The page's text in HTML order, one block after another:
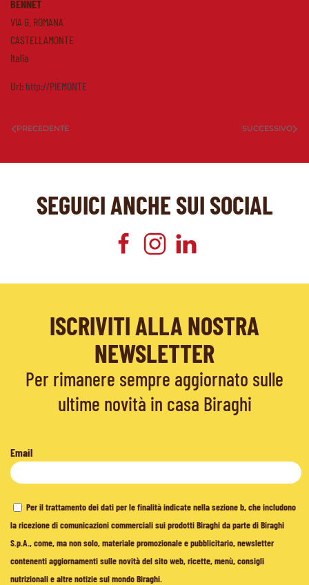
BENNET
VIA G. ROMANA
CASTELLAMONTE
Italia
Url: http://PIEMONTE
PRECEDENTE SUCCESSIVO
SEGUICI ANCHE SUI SOCIAL
ISCRIVITI ALLA NOSTRA
NEWSLETTER
Per rimanere sempre aggiornato sulle
ultime novità in casa Biraghi
Email
Per il trattamento dei dati per le finalità indicate nella sezione b, che includono
la ricezione di comunicazioni commerciali sui prodotti Biraghi da parte di Biraghi
S.p.A., come, ma non solo, materiale promozionale e pubblicitario, newsletter
contenenti aggiornamenti sulle novità del sito web, ricette, menù, consigli
nutrizionali e altre notizie sul mondo Biraghi.